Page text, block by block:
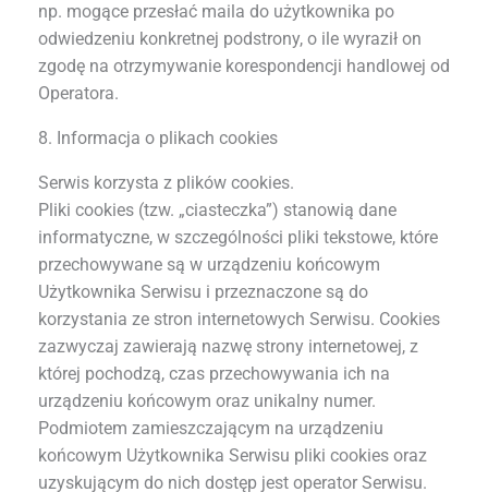
np. mogące przesłać maila do użytkownika po
odwiedzeniu konkretnej podstrony, o ile wyraził on
zgodę na otrzymywanie korespondencji handlowej od
Operatora.
8. Informacja o plikach cookies
Serwis korzysta z plików cookies.
Pliki cookies (tzw. „ciasteczka”) stanowią dane
informatyczne, w szczególności pliki tekstowe, które
przechowywane są w urządzeniu końcowym
Użytkownika Serwisu i przeznaczone są do
korzystania ze stron internetowych Serwisu. Cookies
zazwyczaj zawierają nazwę strony internetowej, z
której pochodzą, czas przechowywania ich na
urządzeniu końcowym oraz unikalny numer.
Podmiotem zamieszczającym na urządzeniu
końcowym Użytkownika Serwisu pliki cookies oraz
uzyskującym do nich dostęp jest operator Serwisu.